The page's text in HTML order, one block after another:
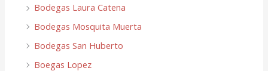
Bodegas Laura Catena
Bodegas Mosquita Muerta
Bodegas San Huberto
Boegas Lopez